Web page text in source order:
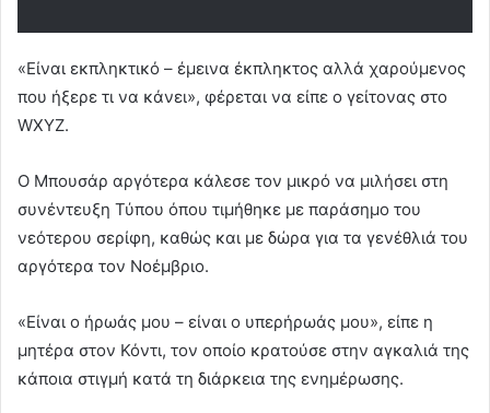
«Είναι εκπληκτικό – έμεινα έκπληκτος αλλά χαρούμενος
που ήξερε τι να κάνει», φέρεται να είπε ο γείτονας στο
WXYZ.
Ο Μπουσάρ αργότερα κάλεσε τον μικρό να μιλήσει στη
συνέντευξη Τύπου όπου τιμήθηκε με παράσημο του
νεότερου σερίφη, καθώς και με δώρα για τα γενέθλιά του
αργότερα τον Νοέμβριο.
«Είναι ο ήρωάς μου – είναι ο υπερήρωάς μου», είπε η
μητέρα στον Κόντι, τον οποίο κρατούσε στην αγκαλιά της
κάποια στιγμή κατά τη διάρκεια της ενημέρωσης.